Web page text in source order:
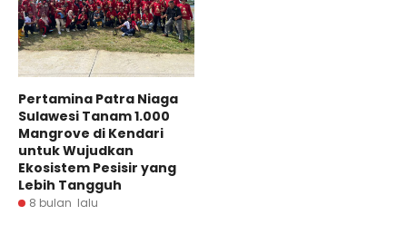
Pertamina Patra Niaga
Sulawesi Tanam 1.000
Mangrove di Kendari
untuk Wujudkan
Ekosistem Pesisir yang
Lebih Tangguh
8 bulan lalu